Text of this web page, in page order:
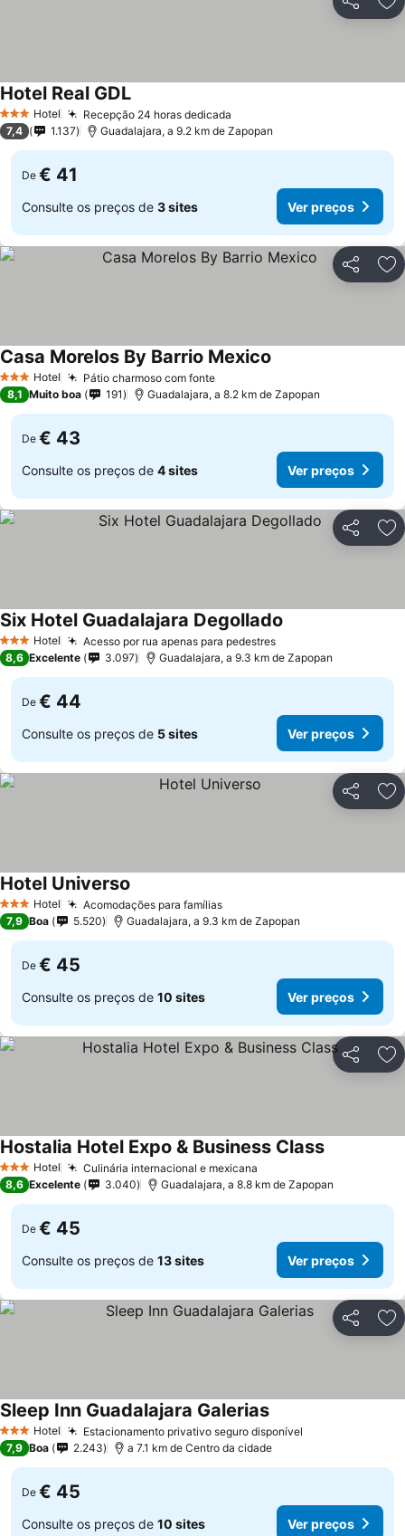
Partilhar
3 EstrelasHotel Recepção 24 horas dedicada
Hotel Real GDL
7,4 1.137 Guadalajara, a 9.2 km de Zapopan
De € 41
Consulte os preços de 3 sites Ver preços
Partilhar
3 EstrelasHotel Pátio charmoso com fonte
Casa Morelos By Barrio Mexico
8,1 Muito boa 191 Guadalajara, a 8.2 km de Zapopan
De € 43
Consulte os preços de 4 sites Ver preços
Partilhar
3 EstrelasHotel Acesso por rua apenas para pedestres
Six Hotel Guadalajara Degollado
8,6 Excelente 3.097 Guadalajara, a 9.3 km de Zapopan
De € 44
Consulte os preços de 5 sites Ver preços
Partilhar
3 EstrelasHotel Acomodações para famílias
Hotel Universo
7,9 Boa 5.520 Guadalajara, a 9.3 km de Zapopan
De € 45
Consulte os preços de 10 sites Ver preços
Partilhar
3 EstrelasHotel Culinária internacional e mexicana
Hostalia Hotel Expo & Business Class
8,6 Excelente 3.040 Guadalajara, a 8.8 km de Zapopan
De € 45
Consulte os preços de 13 sites Ver preços
Partilhar
3 EstrelasHotel Estacionamento privativo seguro disponível
Sleep Inn Guadalajara Galerias
7,9 Boa 2.243 a 7.1 km de Centro da cidade
De € 45
Consulte os preços de 10 sites Ver preços